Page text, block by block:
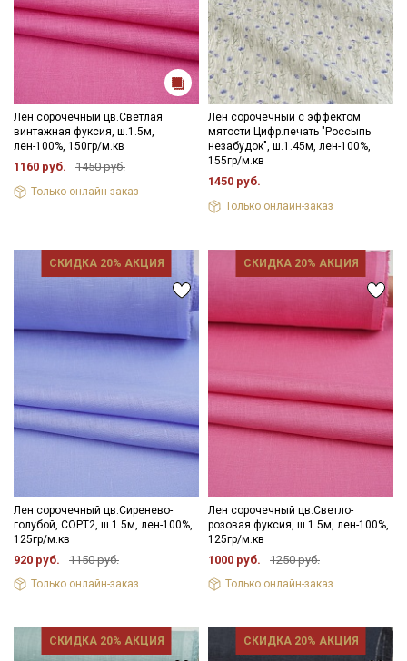
Лен сорочечный цв.Светлая
винтажная фуксия, ш.1.5м,
лен-100%, 150гр/м.кв
1160 руб. 1450 руб.
Только онлайн-заказ
Лен сорочечный с эффектом
мятости Цифр.печать "Россыпь
незабудок", ш.1.45м, лен-100%,
155гр/м.кв
1450 руб.
Только онлайн-заказ
СКИДКА 20% АКЦИЯ
Лен сорочечный цв.Сиренево-
голубой, СОРТ2, ш.1.5м, лен-100%,
125гр/м.кв
920 руб. 1150 руб.
Только онлайн-заказ
СКИДКА 20% АКЦИЯ
Лен сорочечный цв.Светло-
розовая фуксия, ш.1.5м, лен-100%,
125гр/м.кв
1000 руб. 1250 руб.
Только онлайн-заказ
СКИДКА 20% АКЦИЯ СКИДКА 20% АКЦИЯ
Подписаться
Ознакомлен(а) сПолитикой обработки персональных
данныхи даю Согласие на обработку персональных
данных
Даю
Согласие на получение рекламных и
информационных рассылок